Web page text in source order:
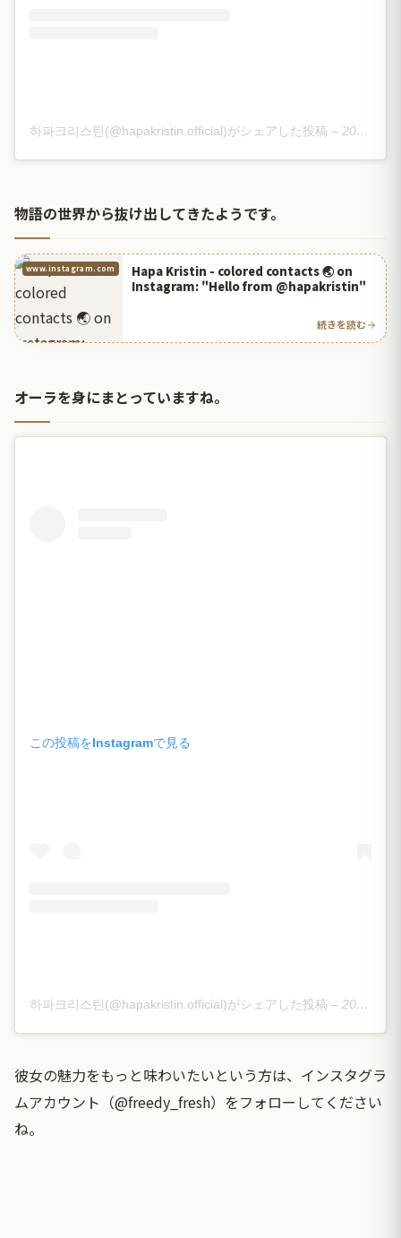
하파크리스틴(@hapakristin.official)がシェアした投稿 – 2019年12月月10日午後3時11分PST
物語の世界から抜け出してきたようです。
www.instagram.com
Hapa Kristin - colored contacts 🌏 on
Instagram: "Hello from @hapakristin"
続きを読む
オーラを身にまとっていますね。
この投稿をInstagramで見る
하파크리스틴(@hapakristin.official)がシェアした投稿 – 2020年 1月月11日午後5時23分PST
彼女の魅力をもっと味わいたいという方は、インスタグラ
ムアカウント（@freedy_fresh）をフォローしてください
ね。